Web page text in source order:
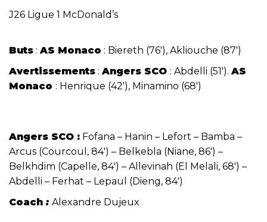
J26 Ligue 1 McDonald’s
Buts :AS Monaco : Biereth (76′), Akliouche (87′)
Avertissements :Angers SCO : Abdelli (51′).AS
Monaco : Henrique (42′), Minamino (68′)
Angers SCO : Fofana – Hanin – Lefort – Bamba –
Arcus (Courcoul, 84′) – Belkebla (Niane, 86′) –
Belkhdim (Capelle, 84′) – Allevinah (El Melali, 68′) –
Abdelli – Ferhat – Lepaul (Dieng, 84′)
Coach : Alexandre Dujeux